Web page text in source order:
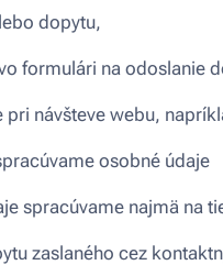
dopytu,
formulári na odoslanie
pri návšteve webu,
osobné údaje
spracúvame najmä na
zaslaného cez